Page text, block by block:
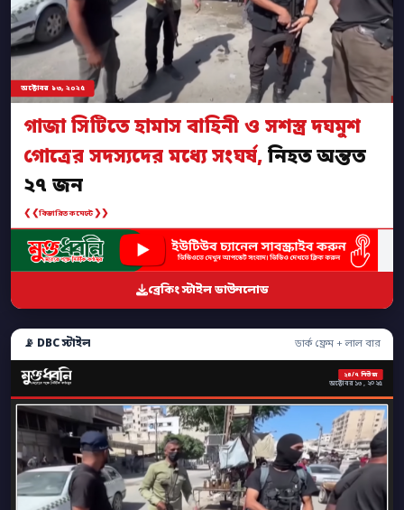
অক্টোবর ১৩, ২০২৫
গাজা সিটিতে হামাস বাহিনী ও সশস্ত্র দঘমুশ
গোত্রের সদস্যদের মধ্যে সংঘর্ষ, নিহত অন্তত
২৭ জন
❮❮বিস্তারিত কমেন্টে❯❯
ব্রেকিং স্টাইল ডাউনলোড
📡 DBC স্টাইল ডার্ক ফ্রেম + লাল বার
২৪/৭ নিউজ
অক্টোবর ১৩, ২০২৫